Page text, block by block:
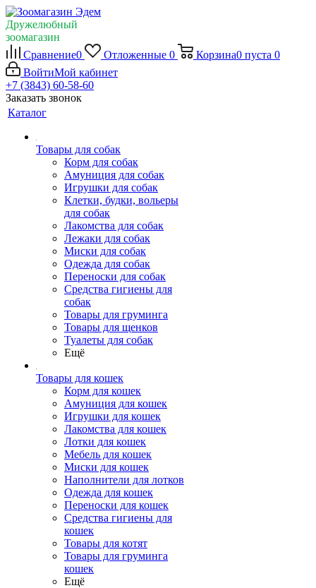
Дружелюбный
зоомагазин
Сравнение0 Отложенные 0 Корзина0 пуста 0
ВойтиМой кабинет
+7 (3843) 60-58-60
Заказать звонок
Каталог
Товары для собак
Корм для собак
Амуниция для собак
Игрушки для собак
Клетки, будки, вольеры
для собак
Лакомства для собак
Лежаки для собак
Миски для собак
Одежда для собак
Переноски для собак
Средства гигиены для
собак
Товары для груминга
Товары для щенков
Туалеты для собак
Ещё
Товары для кошек
Корм для кошек
Амуниция для кошек
Игрушки для кошек
Лакомства для кошек
Лотки для кошек
Мебель для кошек
Миски для кошек
Наполнители для лотков
Одежда для кошек
Переноски для кошек
Средства гигиены для
кошек
Товары для котят
Товары для груминга
кошек
Ещё